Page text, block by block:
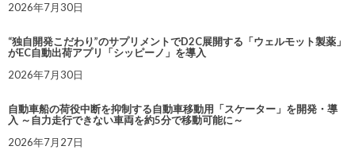
2026年7月30日
“独自開発こだわり”のサプリメントでD2C展開する「ウェルモット製薬」
がEC自動出荷アプリ「シッピーノ」を導入
2026年7月30日
自動車船の荷役中断を抑制する自動車移動用「スケーター」を開発・導
入 ～自力走行できない車両を約5分で移動可能に～
2026年7月27日